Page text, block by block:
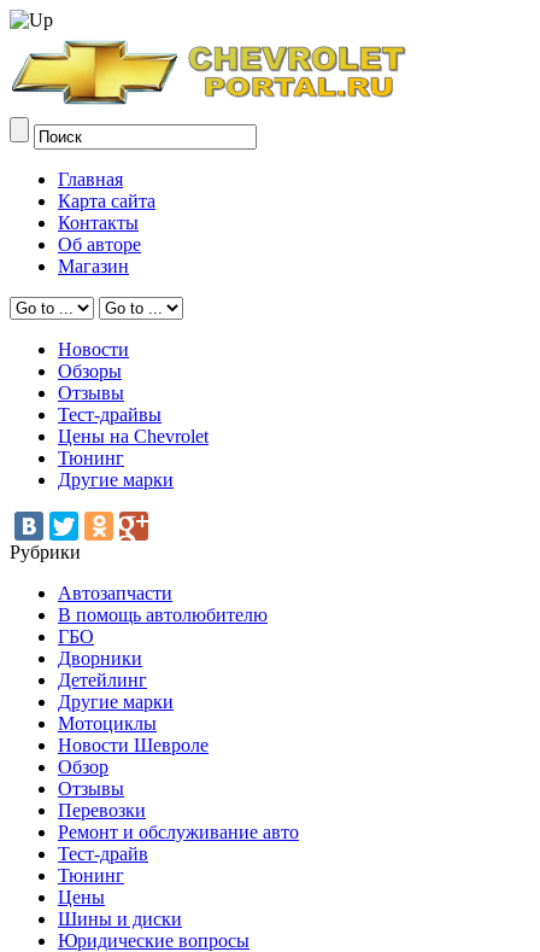
Главная
Карта сайта
Контакты
Об авторе
Магазин
Новости
Обзоры
Отзывы
Тест-драйвы
Цены на Chevrolet
Тюнинг
Другие марки
Рубрики
Автозапчасти
В помощь автолюбителю
ГБО
Дворники
Детейлинг
Другие марки
Мотоциклы
Новости Шевроле
Обзор
Отзывы
Перевозки
Ремонт и обслуживание авто
Тест-драйв
Тюнинг
Цены
Шины и диски
Юридические вопросы